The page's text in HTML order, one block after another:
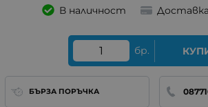
В наличност
бр.
БЪРЗА ПОРЪЧКА